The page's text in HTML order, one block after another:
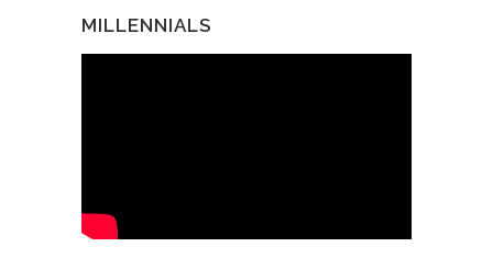
MILLENNIALS